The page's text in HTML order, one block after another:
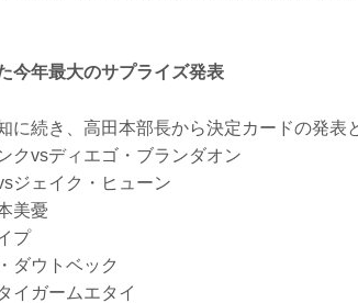
今年最大のサプライズ発表
に続き、高田本部長から決定カードの発表
クvsディエゴ・ブランダオン
ジェイク・ヒューン
美憂
プ
ダウトベック
イガームエタイ